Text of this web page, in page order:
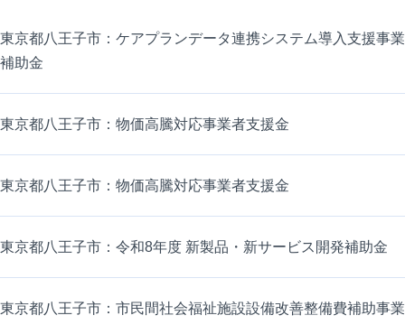
東京都八王子市：ケアプランデータ連携システム導入支援事業
補助金
東京都八王子市：物価高騰対応事業者支援金
東京都八王子市：物価高騰対応事業者支援金
東京都八王子市：令和8年度 新製品・新サービス開発補助金
東京都八王子市：市民間社会福祉施設設備改善整備費補助事業